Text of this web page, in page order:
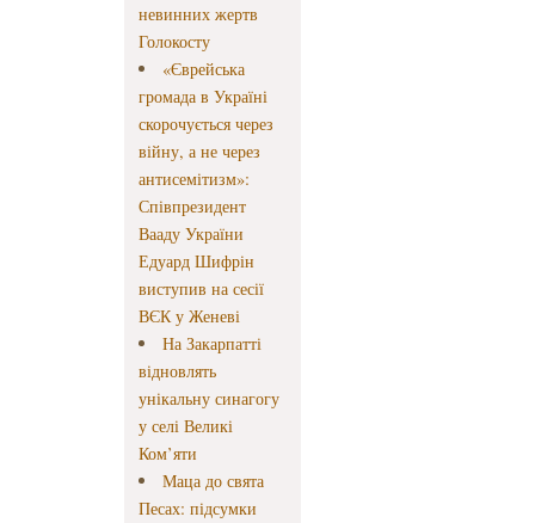
невинних жертв
Голокосту
«Єврейська
громада в Україні
скорочується через
війну, а не через
антисемітизм»:
Співпрезидент
Вааду України
Едуард Шифрін
виступив на сесії
ВЄК у Женеві
На Закарпатті
відновлять
унікальну синагогу
у селі Великі
Ком’яти
Маца до свята
Песах: підсумки